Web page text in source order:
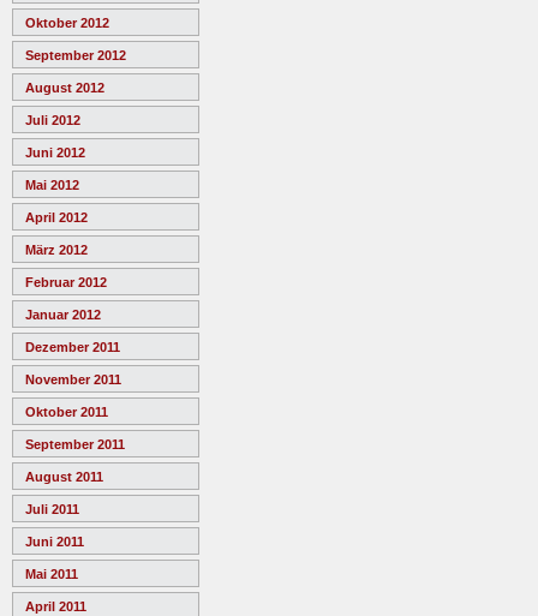
Oktober 2012
September 2012
August 2012
Juli 2012
Juni 2012
Mai 2012
April 2012
März 2012
Februar 2012
Januar 2012
Dezember 2011
November 2011
Oktober 2011
September 2011
August 2011
Juli 2011
Juni 2011
Mai 2011
April 2011